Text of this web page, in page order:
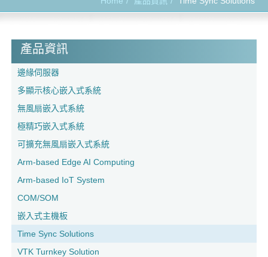
產品資訊
邊緣伺服器
多顯示核心嵌入式系統
無風扇嵌入式系統
極精巧嵌入式系統
可擴充無風扇嵌入式系統
Arm-based Edge AI Computing
Arm-based IoT System
COM/SOM
嵌入式主機板
Time Sync Solutions
VTK Turnkey Solution